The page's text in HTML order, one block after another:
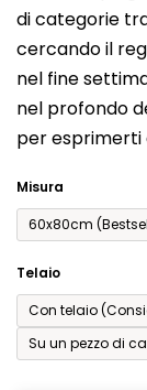
di categorie
cercando il
nel fine
nel profondo
per
Misura
60x80cm
Telaio
Con telaio
Su un pezzo di
stelle.